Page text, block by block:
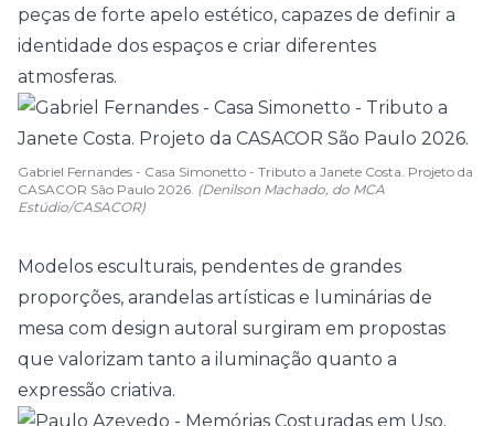
peças de forte apelo estético, capazes de definir a
identidade dos espaços e criar diferentes
atmosferas.
Gabriel Fernandes - Casa Simonetto - Tributo a Janete Costa. Projeto da
CASACOR São Paulo 2026. (Denilson Machado, do MCA
Estúdio/CASACOR)
Modelos esculturais, pendentes de grandes
proporções, arandelas artísticas e luminárias de
mesa com design autoral surgiram em propostas
que valorizam tanto a iluminação quanto a
expressão criativa.